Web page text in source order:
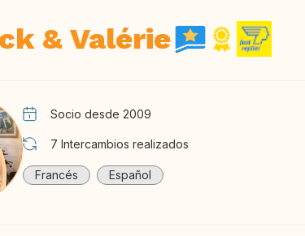
& Valérie
Socio desde 2009
7 Intercambios realizados
Francés Español